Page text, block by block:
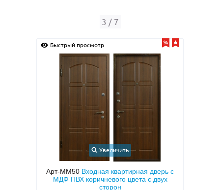
3 / 7
Быстрый просмотр
Увеличить
Арт-ММ50 Входная квартирная дверь с
МДФ ПВХ коричневого цвета с двух
сторон